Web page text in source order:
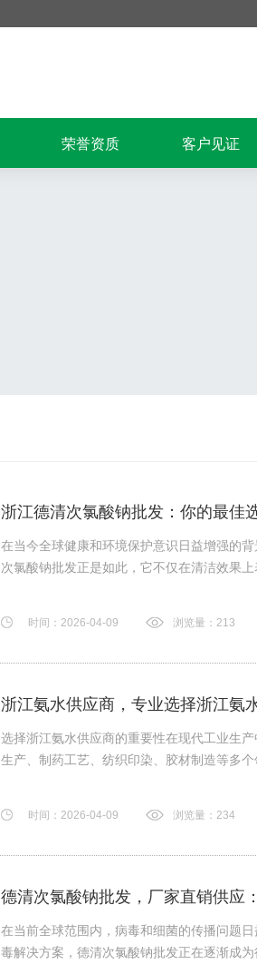
荣誉资质 客户见证
浙江德清次氯酸钠批发：你的最佳
在当今全球健康和环境保护意识日益增强的
次氯酸钠批发正是如此，它不仅在清洁效果上
时间：2026-04-09 浏览量：213
浙江氨水供应商，专业选择浙江氨
选择浙江氨水供应商的重要性在现代工业生
生产、制药工艺、纺织印染、胶材制造等多个
时间：2026-04-09 浏览量：234
德清次氯酸钠批发，厂家直销供应
在当前全球范围内，病毒和细菌的传播问题
毒解决方案，德清次氯酸钠批发正在逐渐成为